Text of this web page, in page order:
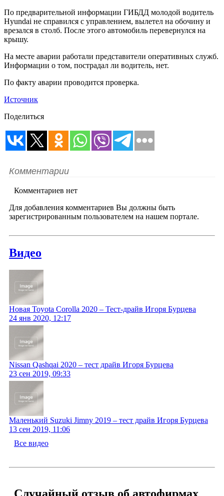
По предварительной информации ГИБДД молодой водитель
Hyundai не справился с управлением, вылетел на обочину и
врезался в столб. После этого автомобиль перевернулся на
крышу.
На месте аварии работали представители оперативных служб.
Информации о том, пострадал ли водитель, нет.
По факту аварии проводится проверка.
Источник
Поделиться
Комментарии
Комментариев нет
Для добавления комментариев Вы должны быть
зарегистрированным пользователем на нашем портале.
Видео
Новая Toyota Corolla 2020 – Тест-драйв Игоря Бурцева
24 янв 2020, 12:17
Nissan Qashqai 2020 – тест драйв Игоря Бурцева
23 сен 2019, 09:33
Маленький Suzuki Jimny 2019 – тест драйв Игоря Бурцева
13 сен 2019, 11:06
Все видео
Случайный отзыв об автофирмах